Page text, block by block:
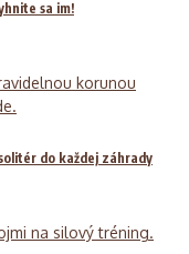
sa im!
do každej záhrady